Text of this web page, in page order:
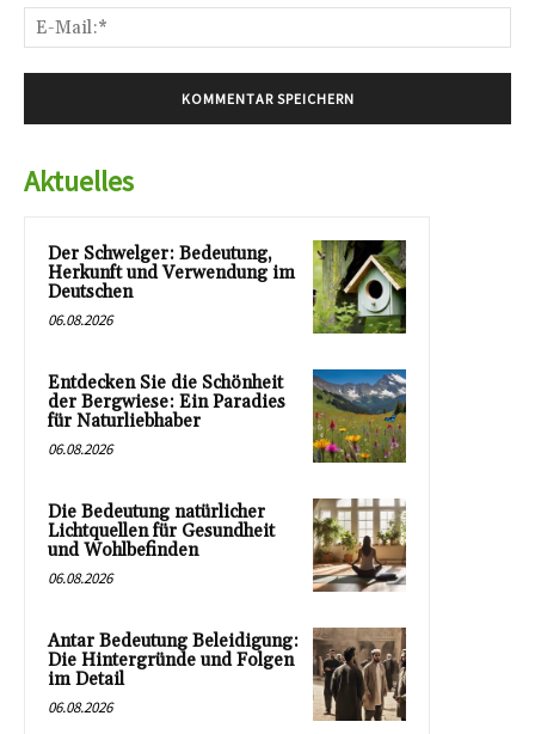
Aktuelles
Der Schwelger: Bedeutung,
Herkunft und Verwendung im
Deutschen
06.08.2026
Entdecken Sie die Schönheit
der Bergwiese: Ein Paradies
für Naturliebhaber
06.08.2026
Die Bedeutung natürlicher
Lichtquellen für Gesundheit
und Wohlbefinden
06.08.2026
Antar Bedeutung Beleidigung:
Die Hintergründe und Folgen
im Detail
06.08.2026